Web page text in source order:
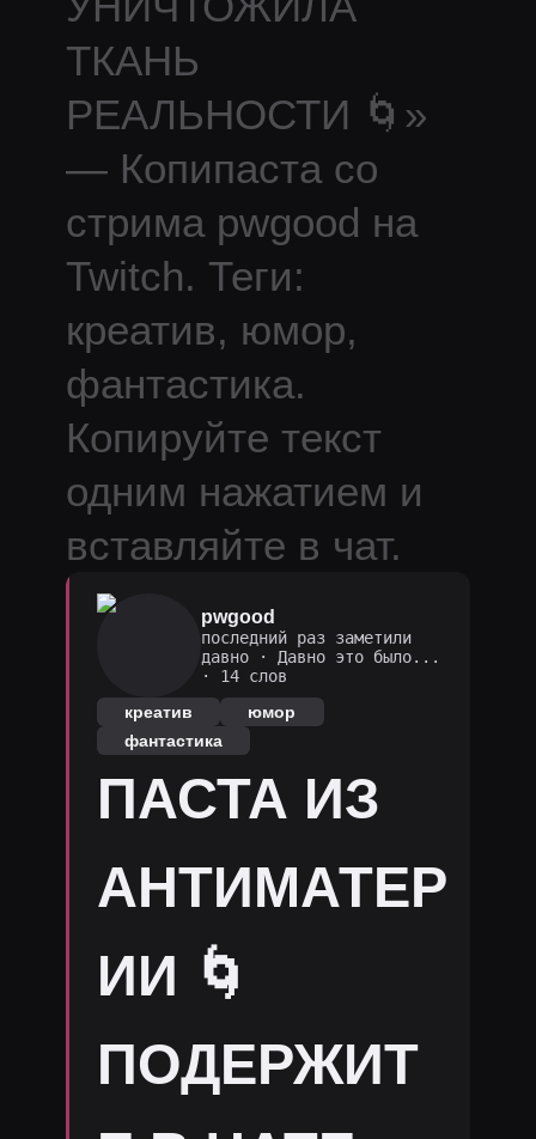
ТКАНЬ
РЕАЛЬНОСТИ 🌀 »
— Копипаста со
стрима pwgood на
Twitch. Теги:
креатив, юмор,
фантастика.
Копируйте текст
одним нажатием и
вставляйте в чат.
pwgood
последний раз заметили
давно·
Давно это было...
· 14 слов
креатив
юмор
фантастика
ПАСТА ИЗ
АНТИМАТЕР
ИИ 🌀
ПОДЕРЖИТ